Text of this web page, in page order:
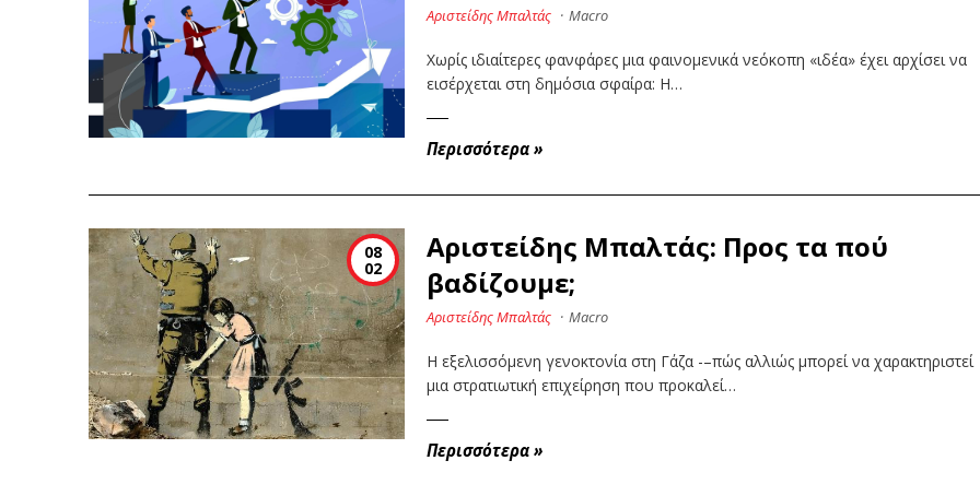
Αριστείδης Μπαλτάς · Macro
Χωρίς ιδιαίτερες φανφάρες μια φαινομενικά νεόκοπη «ιδέα» έχει αρχίσει να
εισέρχεται στη δημόσια σφαίρα: Η…
Περισσότερα»
08
02
Αριστείδης Μπαλτάς: Προς τα πού
βαδίζουμε;
Αριστείδης Μπαλτάς · Macro
Η εξελισσόμενη γενοκτονία στη Γάζα -–πώς αλλιώς μπορεί να χαρακτηριστεί
μια στρατιωτική επιχείρηση που προκαλεί…
Περισσότερα»